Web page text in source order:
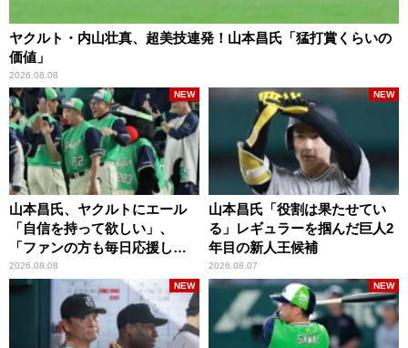
ヤクルト・内山壮真、超美技連発！山本昌氏「猛打賞くらいの
価値」
2026.08.08
山本昌氏、ヤクルトにエール
「自信を持って欲しい」、
「ファンの方も毎日応援して
くれています」
2026.08.08
NEW
山本昌氏「役割は果たせてい
る」レギュラーを掴んだ巨人2
年目の新人王候補
2026.08.07
NEW
NEW NEW